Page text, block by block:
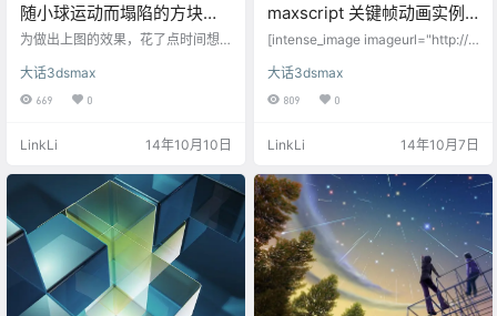
随小球运动而塌陷的方块地
面动画-maxscript
为做出上图的效果，花了点时间想
法稍微深了个层次。 算法描述： n=
#() --新建空数组 u=1 --定义变量起
始量为1 for t=0 to 100 do --for循
环计算 ( animate on--开启动画关
or a in selection do --在第t帧时执
行for循…
大话3dsmax
669 0
LinkLi 14年10月10日
maxscript 关键帧动画实例–
正弦函数曲线生成动画
[intense_image imageurl="http://pi
/] 喷射出正弦函数曲线的粒子曲线算
法 算法解释：animate on 开启关键
帧开关，定义一个时间函数t ，时间
2，在递增的关键帧中“do”一件事
的方块），复制后的位置…
大话3dsmax
809 0
LinkLi 14年10月7日